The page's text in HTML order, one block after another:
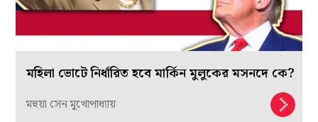
মহিলা ভোটে নির্ধারিত হবে মার্কিন মুলুকের মসনদে কে?
মহুয়া সেন মুখোপাধ্যায়